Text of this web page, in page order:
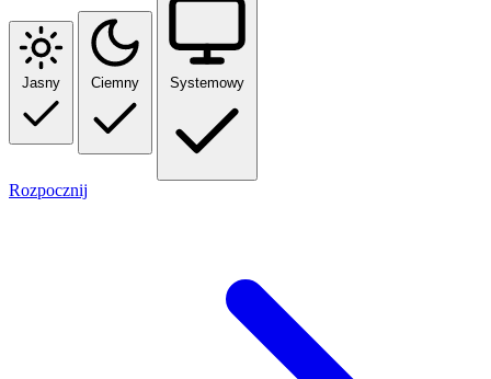
Jasny Ciemny Systemowy
Rozpocznij